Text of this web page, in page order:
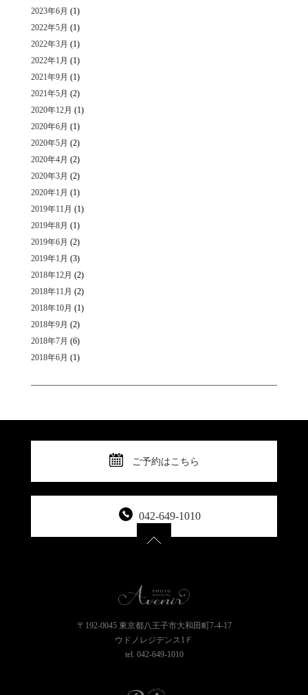
2023年6月 (1)
2022年5月 (1)
2022年3月 (1)
2022年1月 (1)
2021年9月 (1)
2021年5月 (2)
2020年12月 (1)
2020年6月 (1)
2020年5月 (2)
2020年4月 (2)
2020年3月 (2)
2020年1月 (1)
2019年11月 (1)
2019年8月 (1)
2019年6月 (2)
2019年1月 (3)
2018年12月 (2)
2018年11月 (2)
2018年10月 (1)
2018年9月 (2)
2018年7月 (6)
2018年6月 (1)
ご予約はこちら
042-649-1010
〒192-0045 東京都八王子市大和田町7-4-17
ウドノレジデンス1Ｆ
tel. 042-649-1010